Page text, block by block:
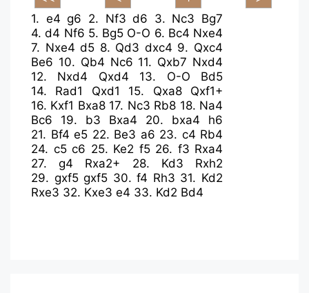
1. e4 g6 2. Nf3 d6 3. Nc3 Bg7
4.d4 Nf6 5. Bg5 O-O 6. Bc4 Nxe4
7. Nxe4 d5 8. Qd3 dxc4 9. Qxc4
Be6 10. Qb4 Nc6 11. Qxb7 Nxd4
12. Nxd4 Qxd4 13. O-O
Bd5
14. Rad1 Qxd1 15. Qxa8
Qxf1+
16. Kxf1 Bxa8 17. Nc3 Rb8 18. Na4
Bc6
19. b3 Bxa4 20. bxa4
h6
21. Bf4 e5 22. Be3 a6 23. c4 Rb4
24. c5 c6 25. Ke2 f5 26. f3 Rxa4
27.g4 Rxa2+ 28. Kd3
Rxh2
29. gxf5 gxf5 30.f4 Rh3 31. Kd2
Rxe3 32. Kxe3 e4 33. Kd2 Bd4